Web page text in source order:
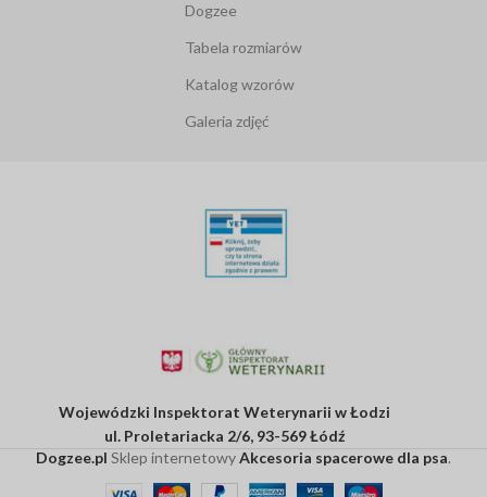
Dogzee
Tabela rozmiarów
Katalog wzorów
Galeria zdjęć
Wojewódzki Inspektorat Weterynarii w Łodzi
ul. Proletariacka 2/6, 93-569 Łódź
Dogzee.pl Sklep internetowyAkcesoria spacerowe dla psa.